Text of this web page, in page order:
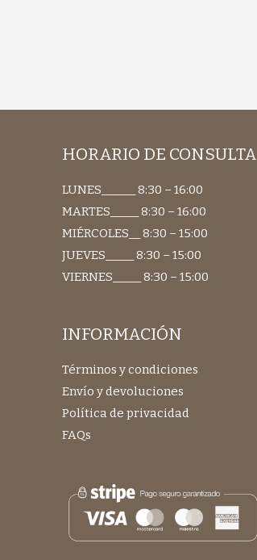
HORARIO DE CONSULTA
LUNES______ 8:30 – 16:00
MARTES_____ 8:30 – 16:00
MIÉRCOLES__ 8:30 – 15:00
JUEVES_____ 8:30 – 15:00
VIERNES_____ 8:30 – 15:00
INFORMACIÓN
Términos y condiciones
Envío y devoluciones
Política de privacidad
FAQs